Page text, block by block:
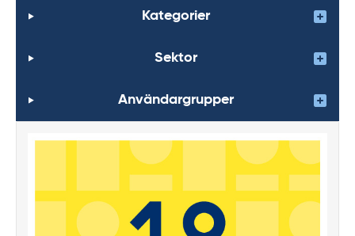
Kategorier
Sektor
Användargrupper